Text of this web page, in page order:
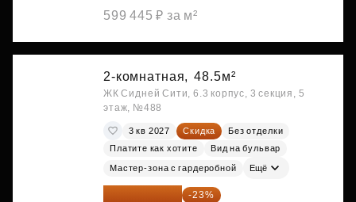
599 445 ₽ за м²
2-комнатная, 48.5м²
ЖК Сидней Сити, 6.3 корпус, 3 секция, 5
этаж, №488
3 кв 2027 Скидка
Без отделки
Платите как хотите
Вид на бульвар
Мастер-зона с гардеробной Ещё
30 230 778 ₽ -23%